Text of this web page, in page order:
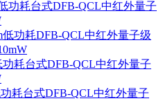
功耗台式DFB-QCL中红外量子
低功耗DFB-QCL中红外量子级
功耗台式DFB-QCL中红外量子
耗台式DFB-QCL中红外量子